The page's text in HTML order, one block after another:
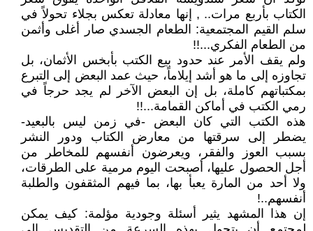
الكتاب بأربع مرات.. , إنها معادلة تعكس بجلاء تحولاً في
سلم القيم المجتمعية: الطعام الجسدي صار أغلى وأثمن
من الطعام الفكري...!!
ولم يقف الأمر عند حدود بيع الكتب بأبخس الأثمان، بل
تجاوزه إلى ما هو أشد إيلاماً، حيث عمد البعض إلى التبرع
بمكتباتهم كاملة، بل إن البعض الآخر لم يجد حرجاً في
رمي الكتب في أماكن القمامة...!!
هذه الكتب التي كان البعض -في زمن ليس بالبعيد-
يضطر إلى سرقتها من معارض الكتاب ودور النشر
بسبب العوز والفقر، ويعرضون أنفسهم للمخاطر من
أجل الحصول عليها، أصبحت اليوم مرمية على الطرقات،
ولا أحد من المارة يعبأ بها، بما فيهم المثقفون والطلبة
أنفسهم..!
إن هذا المشهد يثير أسئلة وجودية مؤلمة: كيف يمكن